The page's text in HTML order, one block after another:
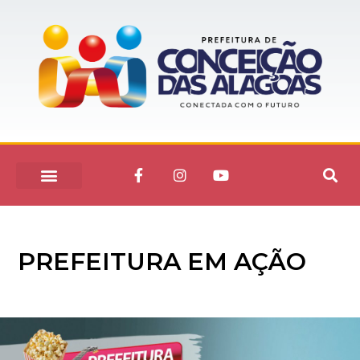
PREFEITURA EM AÇÃO